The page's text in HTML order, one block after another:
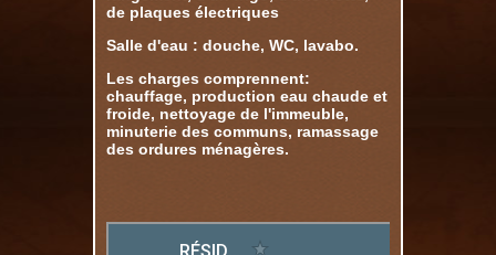
de plaques électriques
Salle d'eau : douche, WC, lavabo.
Les charges comprennent:
chauffage, production eau chaude et
froide, nettoyage de l'immeuble,
minuterie des communs, ramassage
des ordures ménagères.